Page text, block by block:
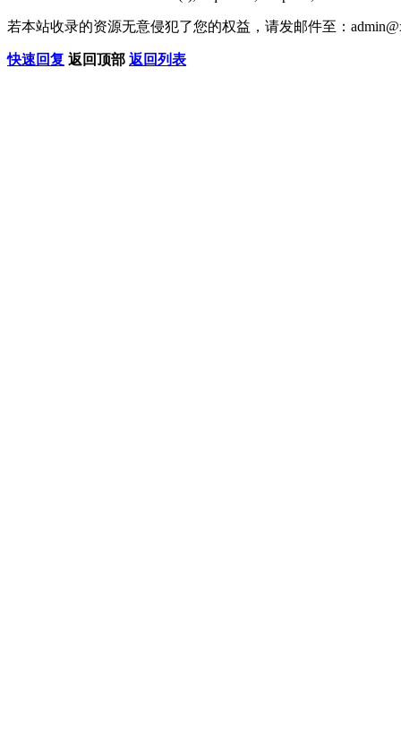
若本站收录的资源无意侵犯了您的权益，请发邮件至：
快速回复 返回顶部 返回列表